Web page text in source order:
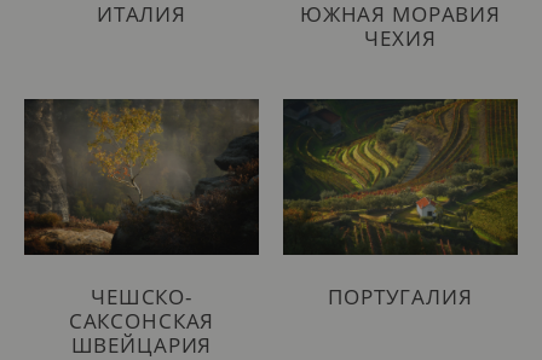
ИТАЛИЯ
ЮЖНАЯ МОРАВИЯ
ЧЕХИЯ
ЧЕШСКО-
САКСОНСКАЯ
ШВЕЙЦАРИЯ
ПОРТУГАЛИЯ